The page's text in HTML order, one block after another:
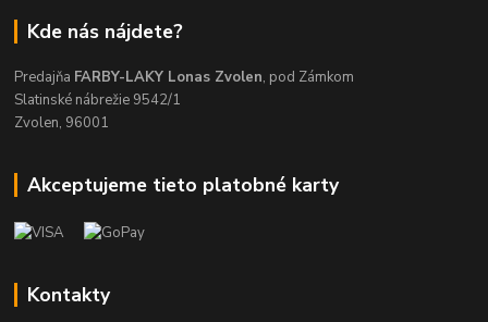
Kde nás nájdete?
Predajňa FARBY-LAKY Lonas Zvolen, pod Zámkom
Slatinské nábrežie 9542/1
Zvolen, 96001
Akceptujeme tieto platobné karty
Kontakty